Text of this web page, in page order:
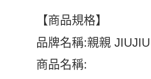
【商品規格】
品牌名稱:親親 JIUJIU
商品名稱: